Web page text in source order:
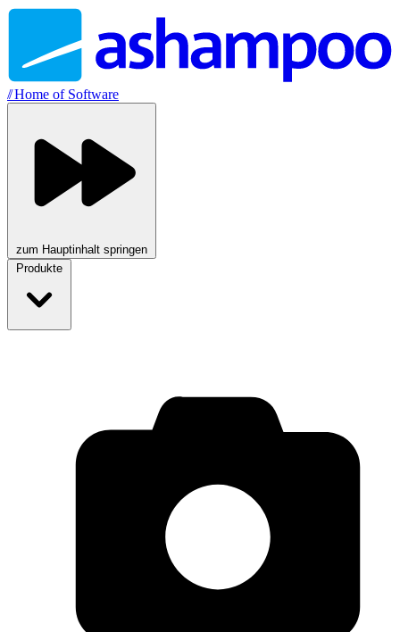
//Home of Software
zum Hauptinhalt springen
Produkte